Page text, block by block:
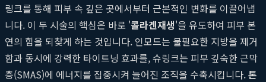
링크를 통해 피부 속 깊은 곳에서부터 근본적인 변화를 이끌어냅
니다. 이 두 시술의 핵심은 바로 '콜라겐재생'을 유도하여 피부 본
연의 힘을 되찾게 하는 것입니다. 인모드는 불필요한 지방을 제거
함과 동시에 강력한 타이트닝 효과를, 슈링크는 피부 깊숙한 근막
층(SMAS)에 에너지를 집중시켜 늘어진 조직을 수축시킵니다.톤